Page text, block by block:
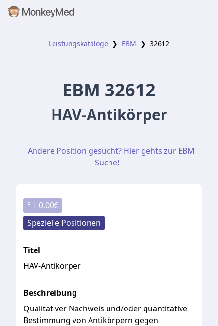
Leistungskataloge ❯ EBM ❯ 32612
EBM 32612
HAV-Antikörper
Andere Position gesucht? Hier gehts zur EBM
Suche!
° | 0,00€
Spezielle Positionen
Titel
HAV-Antikörper
Beschreibung
Qualitativer Nachweis und/oderquantitative
Bestimmung von Antikörpern gegen